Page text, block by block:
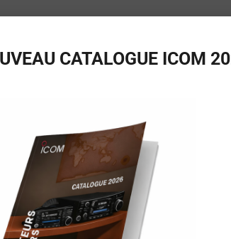
NOIR
bi-ba...
CATALOGUE ICOM